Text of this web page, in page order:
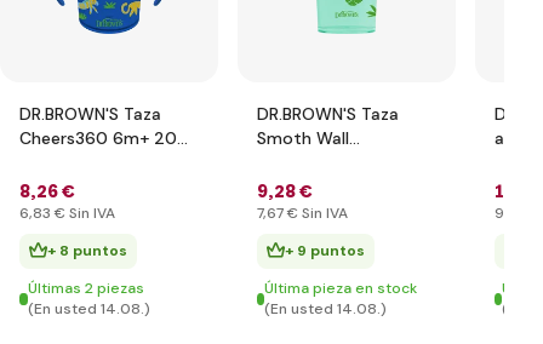
DR.BROWN'S Taza
Cheers360 6m+ 200
8,26 €
6,83 € Sin IVA
+ 8 puntos
Últimas 2 piezas
(En usted 14.08.)
DR.BROWN'S Taza
Smoth Wall
ml turquesa
9,28 €
7,67 € Sin IVA
+ 9 puntos
Última pieza en stock
(En usted 14.08.)
vidrio
11
9
(En